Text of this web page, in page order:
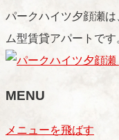
パークハイツ夕顔瀬
ム型賃貸アパートです
MENU
メニューを飛ばす